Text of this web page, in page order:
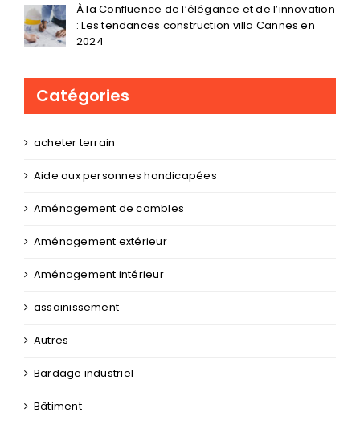
À la Confluence de l’élégance et de l’innovation
: Les tendances construction villa Cannes en
2024
Catégories
acheter terrain
Aide aux personnes handicapées
Aménagement de combles
Aménagement extérieur
Aménagement intérieur
assainissement
Autres
Bardage industriel
Bâtiment